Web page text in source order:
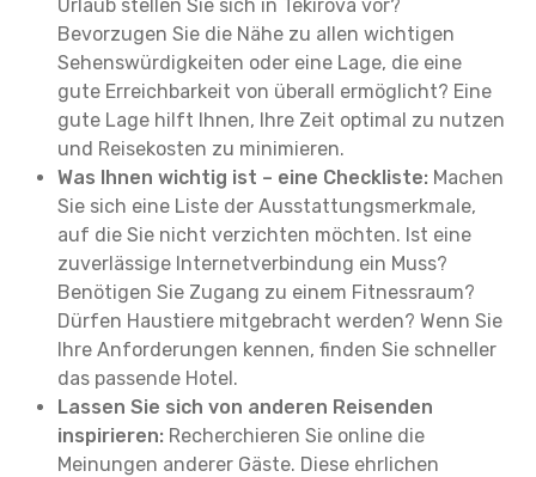
Urlaub stellen Sie sich in Tekirova vor?
Bevorzugen Sie die Nähe zu allen wichtigen
Sehenswürdigkeiten oder eine Lage, die eine
gute Erreichbarkeit von überall ermöglicht? Eine
gute Lage hilft Ihnen, Ihre Zeit optimal zu nutzen
und Reisekosten zu minimieren.
Was Ihnen wichtig ist – eine Checkliste: Machen
Sie sich eine Liste der Ausstattungsmerkmale,
auf die Sie nicht verzichten möchten. Ist eine
zuverlässige Internetverbindung ein Muss?
Benötigen Sie Zugang zu einem Fitnessraum?
Dürfen Haustiere mitgebracht werden? Wenn Sie
Ihre Anforderungen kennen, finden Sie schneller
das passende Hotel.
Lassen Sie sich von anderen Reisenden
inspirieren: Recherchieren Sie online die
Meinungen anderer Gäste. Diese ehrlichen